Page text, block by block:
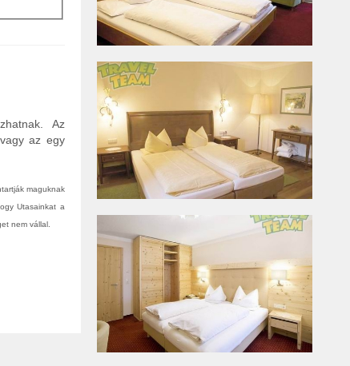
Az
az egy
maguknak
Utasainkat a
nem vállal.